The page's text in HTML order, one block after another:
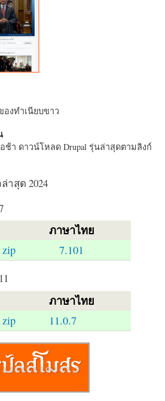
องทำเนียบขาว
ช้า ดาวน์โหลด Drupal รุ่นล่าสุดตามลิงก์
าสุด 2024
ภาษาไทย
zip 7.101
ภาษาไทย
zip 11.0.7